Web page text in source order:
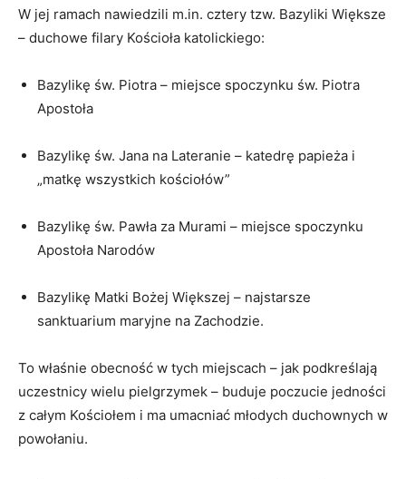
W jej ramach nawiedzili m.in. cztery tzw. Bazyliki Większe
– duchowe filary Kościoła katolickiego:
Bazylikę św. Piotra – miejsce spoczynku św. Piotra
Apostoła
Bazylikę św. Jana na Lateranie – katedrę papieża i
„matkę wszystkich kościołów”
Bazylikę św. Pawła za Murami – miejsce spoczynku
Apostoła Narodów
Bazylikę Matki Bożej Większej – najstarsze
sanktuarium maryjne na Zachodzie.
To właśnie obecność w tych miejscach – jak podkreślają
uczestnicy wielu pielgrzymek – buduje poczucie jedności
z całym Kościołem i ma umacniać młodych duchownych w
powołaniu.